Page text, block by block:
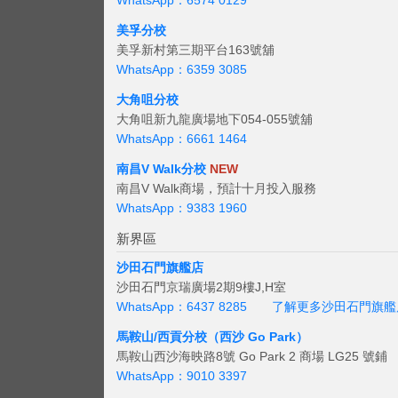
美孚分校
美孚新村第三期平台163號舖
WhatsApp：6359 3085
大角咀分校
大角咀新九龍廣場地下054-055號舖
WhatsApp：6661 1464
南昌V Walk分校 NEW
南昌V Walk商場，預計十月投入服務
WhatsApp：9383 1960
新界區
沙田石門旗艦店
沙田石門京瑞廣場2期9樓J,H室
WhatsApp：6437 8285
了解更多沙田石門旗
馬鞍山/西貢分校（西沙 Go Park）
馬鞍山西沙海映路8號 Go Park 2 商場 LG25 號鋪
WhatsApp：9010 3397